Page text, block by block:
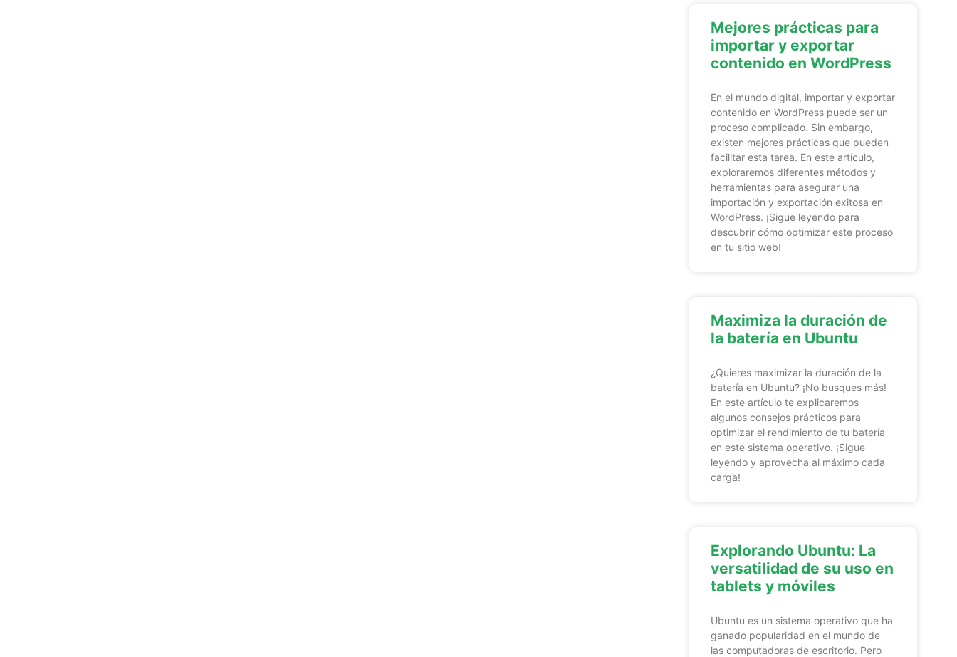
Mejores prácticas para
importar y exportar
contenido en WordPress
En el mundo digital, importar y exportar
contenido en WordPress puede ser un
proceso complicado. Sin embargo,
existen mejores prácticas que pueden
facilitar esta tarea. En este artículo,
exploraremos diferentes métodos y
herramientas para asegurar una
importación y exportación exitosa en
WordPress. ¡Sigue leyendo para
descubrir cómo optimizar este proceso
en tu sitio web!
Maximiza la duración de
la batería en Ubuntu
¿Quieres maximizar la duración de la
batería en Ubuntu? ¡No busques más!
En este artículo te explicaremos
algunos consejos prácticos para
optimizar el rendimiento de tu batería
en este sistema operativo. ¡Sigue
leyendo y aprovecha al máximo cada
carga!
Explorando Ubuntu: La
versatilidad de su uso en
tablets y móviles
Ubuntu es un sistema operativo que ha
ganado popularidad en el mundo de
las computadoras de escritorio. Pero